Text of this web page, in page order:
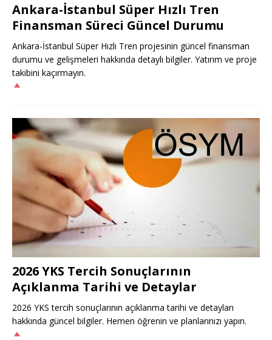
Ankara-İstanbul Süper Hızlı Tren
Finansman Süreci Güncel Durumu
Ankara-İstanbul Süper Hızlı Tren projesinin güncel finansman
durumu ve gelişmeleri hakkında detaylı bilgiler. Yatırım ve proje
takibini kaçırmayın.
2026 YKS Tercih Sonuçlarının
Açıklanma Tarihi ve Detaylar
2026 YKS tercih sonuçlarının açıklanma tarihi ve detayları
hakkında güncel bilgiler. Hemen öğrenin ve planlarınızı yapın.